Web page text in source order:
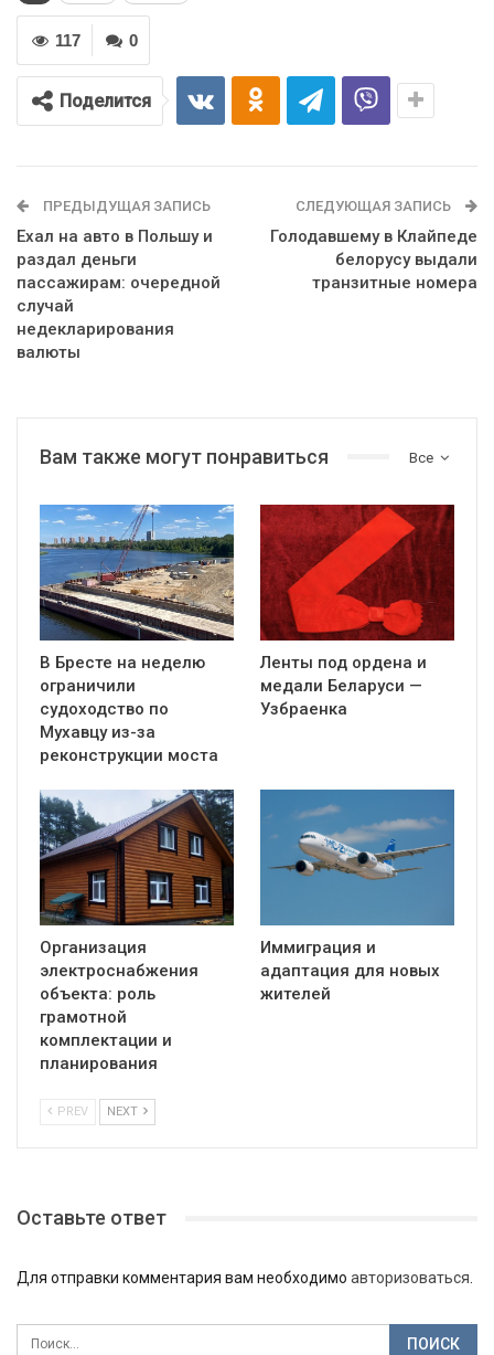
0
117
Поделится
ПРЕДЫДУЩАЯ ЗАПИСЬ
Ехал на авто в Польшу и
раздал деньги
пассажирам: очередной
случай
недекларирования
валюты
СЛЕДУЮЩАЯ ЗАПИСЬ
Голодавшему в Клайпеде
белорусу выдали
транзитные номера
Все
Вам также могут понравиться
В Бресте на неделю
ограничили
судоходство по
Мухавцу из-за
реконструкции моста
Ленты под ордена и
медали Беларуси —
Узбраенка
Организация
электроснабжения
объекта: роль
грамотной
комплектации и
планирования
Иммиграция и
адаптация для новых
жителей
PREV NEXT
Оставьте ответ
Для отправки комментария вам необходимо авторизоваться.